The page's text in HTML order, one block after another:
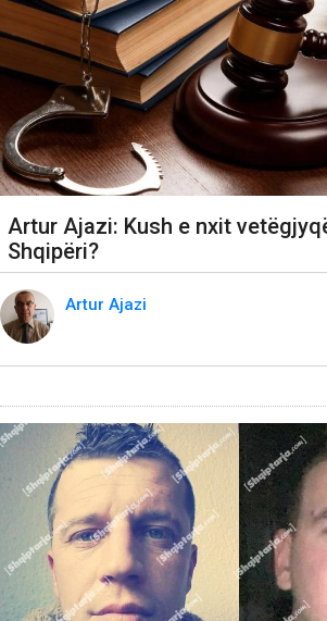
Artur Ajazi: Kush e nxit
Shqipëri?
Artur Ajazi